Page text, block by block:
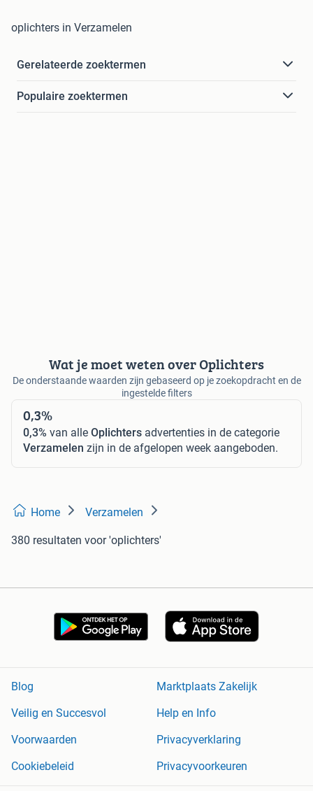
oplichters in Verzamelen
Gerelateerde zoektermen
Populaire zoektermen
Wat je moet weten over Oplichters
De onderstaande waarden zijn gebaseerd op je zoekopdracht en de
ingestelde filters
0,3%
0,3% van alle Oplichters advertenties in de categorie
Verzamelen zijn in de afgelopen week aangeboden.
Home Verzamelen
380 resultaten voor 'oplichters'
Blog
Marktplaats Zakelijk
Veilig en Succesvol
Help en Info
Voorwaarden
Privacyverklaring
Cookiebeleid
Privacyvoorkeuren